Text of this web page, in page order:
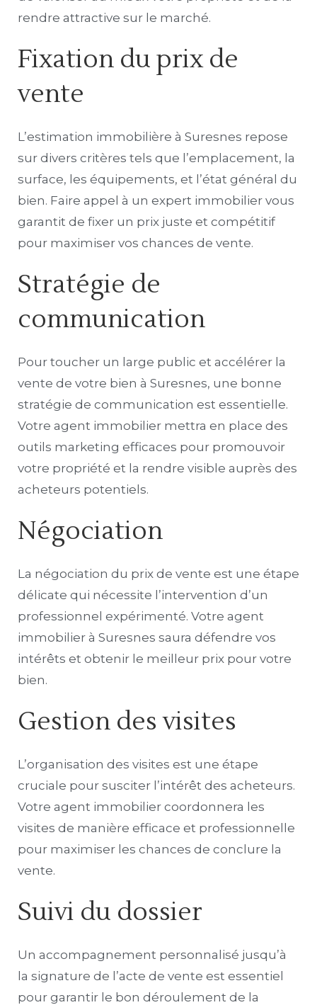
rendre attractive sur le marché.
Fixation du prix de
vente
L’estimation immobilière à Suresnes repose
sur divers critères tels que l’emplacement, la
surface, les équipements, et l’état général du
bien. Faire appel à un expert immobilier vous
garantit de fixer un prix juste et compétitif
pour maximiser vos chances de vente.
Stratégie de
communication
Pour toucher un large public et accélérer la
vente de votre bien à Suresnes, une bonne
stratégie de communication est essentielle.
Votre agent immobilier mettra en place des
outils marketing efficaces pour promouvoir
votre propriété et la rendre visible auprès des
acheteurs potentiels.
Négociation
La négociation du prix de vente est une étape
délicate qui nécessite l’intervention d’un
professionnel expérimenté. Votre agent
immobilier à Suresnes saura défendre vos
intérêts et obtenir le meilleur prix pour votre
bien.
Gestion des visites
L’organisation des visites est une étape
cruciale pour susciter l’intérêt des acheteurs.
Votre agent immobilier coordonnera les
visites de manière efficace et professionnelle
pour maximiser les chances de conclure la
vente.
Suivi du dossier
Un accompagnement personnalisé jusqu’à
la signature de l’acte de vente est essentiel
pour garantir le bon déroulement de la